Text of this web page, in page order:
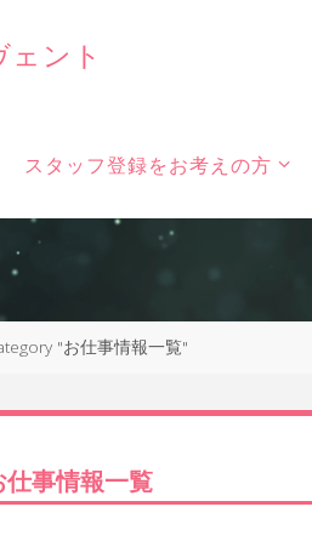
ェ ン ト
スタッフ登録をお考えの方
"お仕事情報一覧"
仕事情報一覧